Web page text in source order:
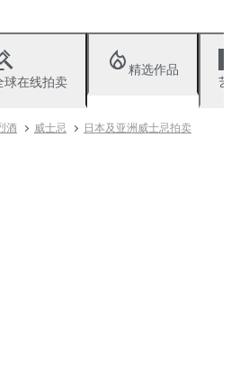
球在线拍卖
精选作品
酒 威士忌 日本及亚洲威士忌拍卖